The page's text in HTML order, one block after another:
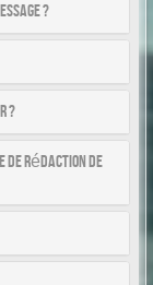
?
?
de rédaction de